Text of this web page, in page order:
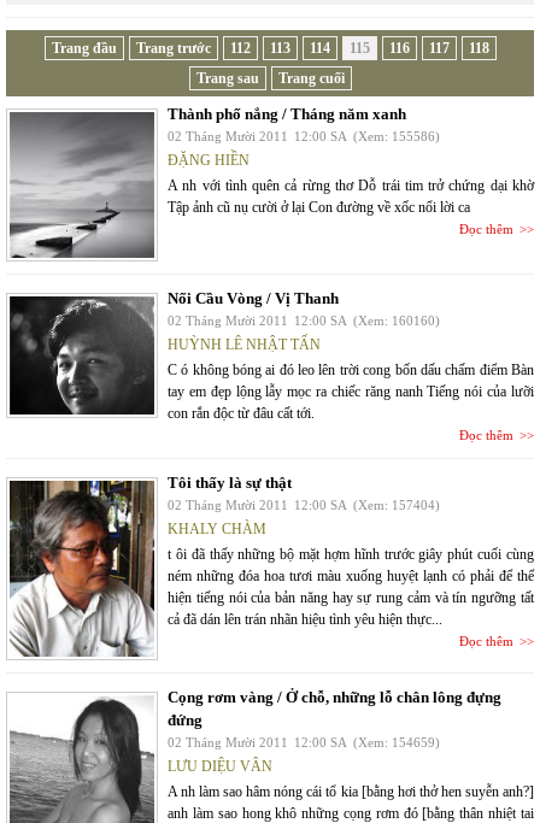
Trang đầu Trang trước 112 113 114 115 116 117
118
Trang sau
Trang cuối
Thành phố nắng / Tháng năm xanh
02 Tháng Mười 2011 12:00 SA (Xem: 155586)
ĐẶNG HIỀN
A nh với tình quên cả rừng thơ Dỗ trái tim trở chứng dại khờ
Tập ảnh cũ nụ cười ở lại Con đường về xốc nổi lời ca
Đọc thêm
Nối Cầu Vòng / Vị Thanh
02 Tháng Mười 2011 12:00 SA (Xem: 160160)
HUỲNH LÊ NHẬT TẤN
C ó không bóng ai đó leo lên trời cong bốn dấu chấm điểm Bàn
tay em đẹp lộng lẫy mọc ra chiếc răng nanh Tiếng nói của lưỡi
con rắn độc từ đâu cất tới.
Đọc thêm
Tôi thấy là sự thật
02 Tháng Mười 2011 12:00 SA (Xem: 157404)
KHALY CHÀM
t ôi đã thấy những bộ mặt hợm hĩnh trước giây phút cuối cùng
ném những đóa hoa tươi màu xuống huyệt lạnh có phải để thể
hiện tiếng nói của bản năng hay sự rung cảm và tín ngưỡng tất
cả đã dán lên trán nhãn hiệu tình yêu hiện thực...
Đọc thêm
Cọng rơm vàng / Ở chỗ, những lỗ chân lông đựng
đứng
02 Tháng Mười 2011 12:00 SA (Xem: 154659)
LƯU DIỆU VÂN
A nh làm sao hâm nóng cái tổ kia [bằng hơi thở hen suyễn anh?]
anh làm sao hong khô những cọng rơm đó [bằng thân nhiệt tai